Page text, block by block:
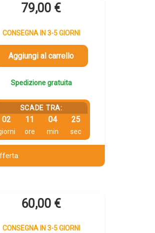
79,00 €
CONSEGNA IN 3-5 GIORNI
Aggiungi al carrello
Spedizione gratuita
SCADE TRA:
02 11
ore
04
min
24
sec
60,00 €
CONSEGNA IN 3-5 GIORNI